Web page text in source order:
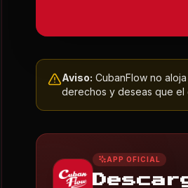
Aviso: CubanFlow no
derechos y deseas que el
APP OFICIAL